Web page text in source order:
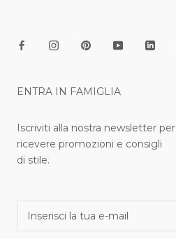
ENTRA IN FAMIGLIA
Iscriviti alla nostra newsletter per
ricevere promozioni e consigli
di stile.